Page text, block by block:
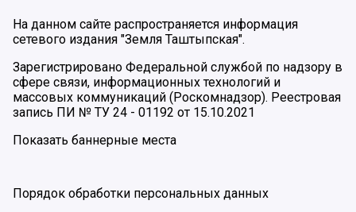
На данном сайте распространяется информация
сетевого издания "Земля Таштыпская".
Зарегистрировано Федеральной службой по надзору в
сфере связи, информационных технологий и
массовых коммуникаций (Роскомнадзор). Реестровая
запись ПИ № ТУ 24 - 01192 от 15.10.2021
Показать баннерные места
Порядок обработки персональных данных